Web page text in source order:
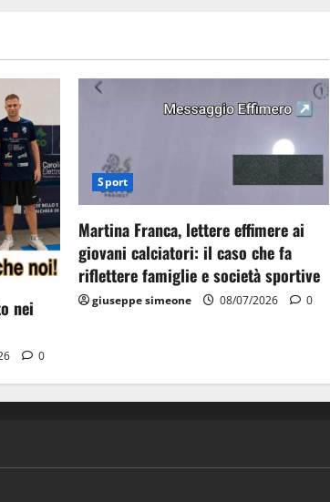
nei
0
Sport
Martina Franca, lettere effimere ai
giovani calciatori: il caso che fa
riflettere famiglie e società sportive
giuseppe simeone 08/07/2026 0